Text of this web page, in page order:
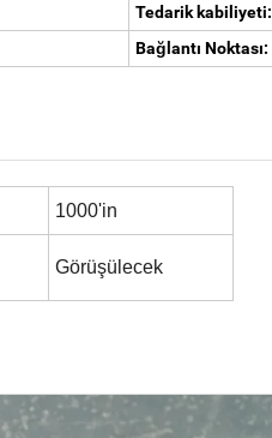
Tedarik kabiliyeti:
Bağlantı Noktası:
1000'in
Görüşülecek